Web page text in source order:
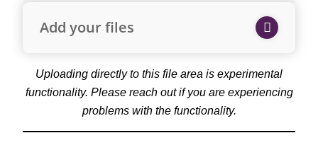
Add your files
Uploading directly to this file area is experimental
functionality. Please reach out if you are experiencing
problems with the functionality.